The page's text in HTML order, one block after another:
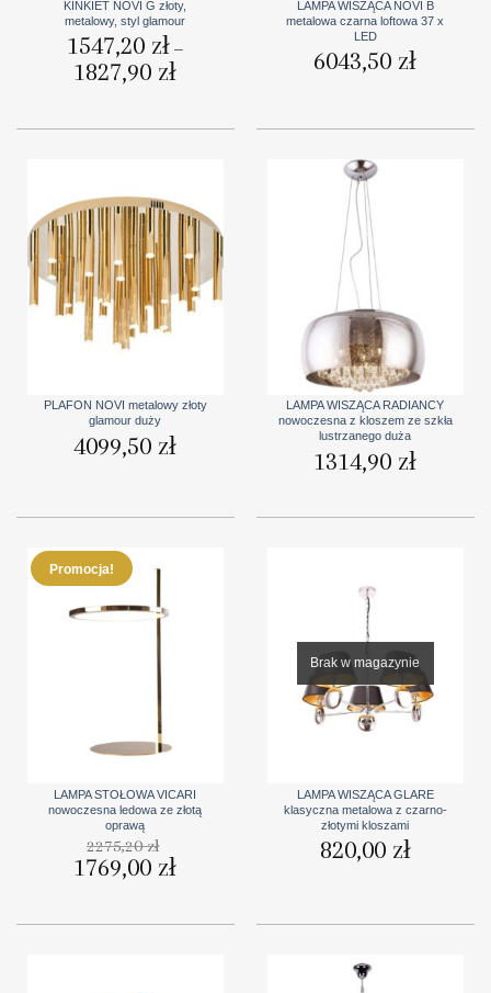
KINKIET NOVI G złoty,
metalowy, styl glamour
1547,20 zł –
1827,90 złZakres
cen:
LAMPA WISZĄCA NOVI B
metalowa czarna loftowa 37 x
LED
6043,50 zł
PLAFON NOVI metalowy złoty
glamour duży
4099,50 zł
LAMPA WISZĄCA RADIANCY
nowoczesna z kloszem ze szkła
lustrzanego duża
1314,90 zł
Promocja!
LAMPA STOŁOWA VICARI
nowoczesna ledowa ze złotą
oprawą
2275,20zł
Pierwotna
cena
1769,00 złAktualna
cena
Brak w magazynie
LAMPA WISZĄCA GLARE
klasyczna metalowa z czarno-
złotymi kloszami
820,00 zł